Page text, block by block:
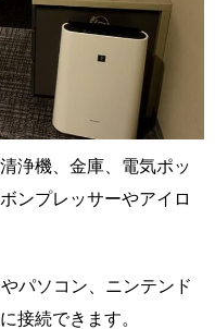
浄機、金庫、電気ポッ
ンプレッサーやアイロ
パソコン、ニンテンド
接続できます。